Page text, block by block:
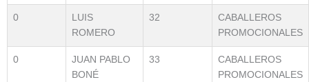
0
LUIS
ROMERO
32
CABALLEROS
PROMOCIONALES
0
JUAN PABLO
BONÉ
33
CABALLEROS
PROMOCIONALES